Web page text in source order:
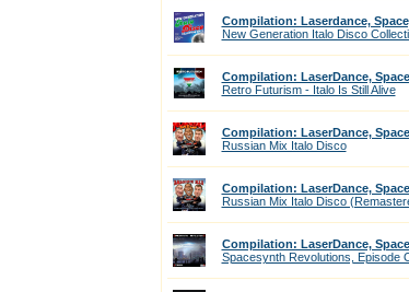
Compilation: Laserdance,
New Generation Italo Disco
Compilation: LaserDance,
Retro Futurism - Italo Is Still Alive
Compilation: LaserDance,
Russian Mix Italo Disco
Compilation: LaserDance,
Russian Mix Italo Disco
Compilation: LaserDance,
Spacesynth Revolutions, Episode